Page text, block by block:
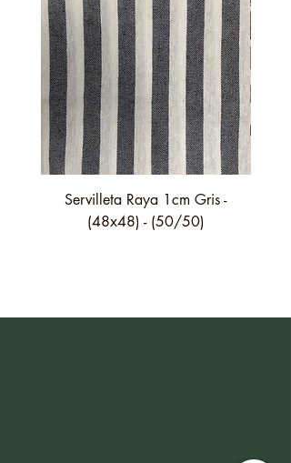
Servilleta Raya 1cm Gris -
(48x48) - (50/50)